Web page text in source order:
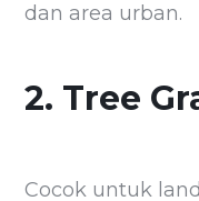
dan area urban.
2. Tree
Cocok untuk